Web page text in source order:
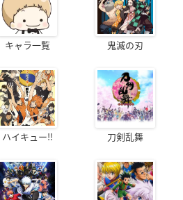
キャラ一覧 鬼滅の刃
ハイキュー!! 刀剣乱舞